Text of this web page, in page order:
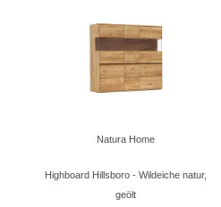
Natura Home
Highboard Hillsboro - Wildeiche natur,
geölt